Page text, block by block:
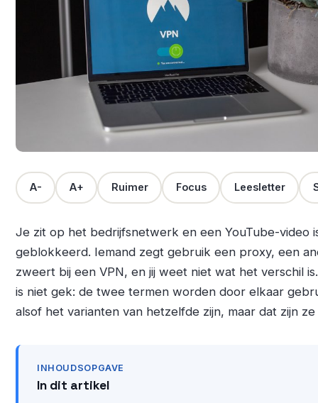
A- A+ Ruimer Focus Leesletter
Je zit op het bedrijfsnetwerk en een YouTube-video
geblokkeerd. Iemand zegt gebruik een proxy, een
zweert bij een VPN, en jij weet niet wat het verschil
is niet gek: de twee termen worden door elkaar
alsof het varianten van hetzelfde zijn, maar dat zijn ze
INHOUDSOPGAVE
In dit artikel